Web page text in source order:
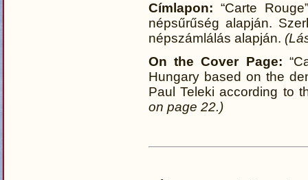
Címlapon: “Carte
népsűrűség alapján.
népszámlálás alapján.
On the Cover Page:
Hungary based on the
Paul Teleki according to
on page 22.)